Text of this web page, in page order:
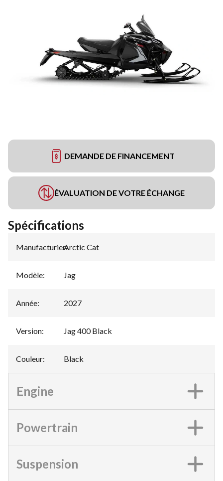
DEMANDE DE FINANCEMENT
ÉVALUATION DE VOTRE ÉCHANGE
Spécifications
Manufacturier:
Arctic Cat
Modèle: Jag
Année: 2027
Version: Jag 400 Black
Couleur: Black
Engine
Powertrain
Suspension